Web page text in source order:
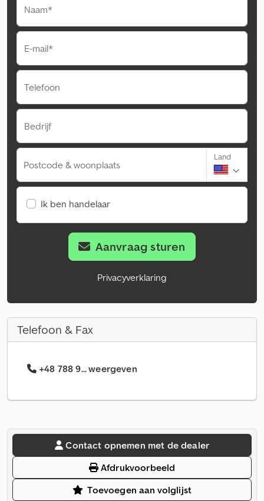
Naam*
E-mail*
Telefoon
Bedrijf
Postcode & woonplaats
Land
Ik ben handelaar
Aanvraag sturen
Privacyverklaring
Telefoon & Fax
+48 788 9... weergeven
Contact opnemen met de dealer
Afdrukvoorbeeld
Toevoegen aan volglijst